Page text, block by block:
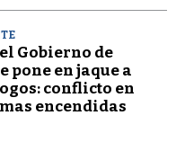
Gobierno de
pone en jaque a
conflicto en
encendidas